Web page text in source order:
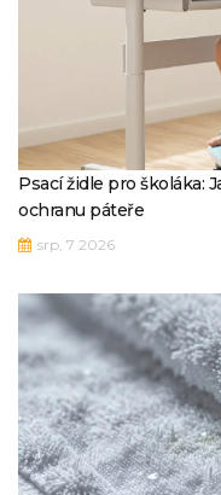
Psací židle pro školáka:
ochranu páteře
srp, 7 2026